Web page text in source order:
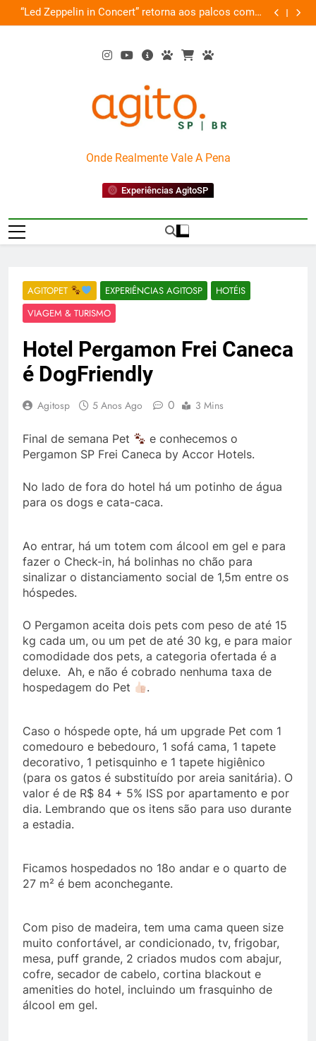
Skip
to
Cobasi participa do GoldeN GatoFest 2026 e oferece
descontos de até 50%
AgitoSP
Onde Realmente Vale A Pena
Experiências AgitoSP
AGITOPET EXPERIÊNCIAS AGITOSP
HOTÉIS
VIAGEM & TURISMO
Hotel Pergamon Frei Caneca
é DogFriendly
Agitosp 5 Anos Ago 0 3 Mins
Final de semana Pet
e conhecemos o
Pergamon SP Frei Caneca by Accor Hotels.
No lado de fora do hotel há um potinho de água
para os dogs e cata-caca.
Ao entrar, há um totem com álcool em gel e para
fazer o Check-in, há bolinhas no chão para
sinalizar o distanciamento social de 1,5m entre os
hóspedes.
O Pergamon aceita dois pets com peso de até 15
kg cada um, ou um pet de até 30 kg, e para maior
comodidade dos pets, a categoria ofertada é a
deluxe. Ah, e não é cobrado nenhuma taxa de
hospedagem do Pet
.
Caso o hóspede opte, há um upgrade Pet com 1
comedouro e bebedouro, 1 sofá cama, 1 tapete
decorativo, 1 petisquinho e 1 tapete higiênico
(para os gatos é substituído por areia sanitária). O
valor é de R$ 84 + 5% ISS por apartamento e por
dia. Lembrando que os itens são para uso durante
a estadia.
Ficamos hospedados no 18o andar e o quarto de
27 m² é bem aconchegante.
Com piso de madeira, tem uma cama queen size
muito confortável, ar condicionado, tv, frigobar,
mesa, puff grande, 2 criados mudos com abajur,
cofre, secador de cabelo, cortina blackout e
amenities do hotel, incluindo um frasquinho de
álcool em gel.